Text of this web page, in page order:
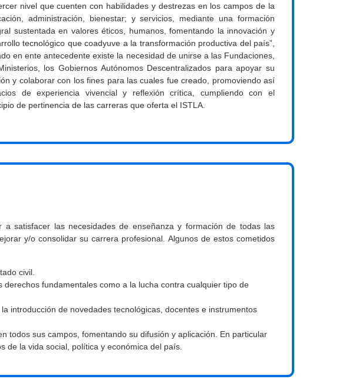
nivel que cuenten con habilidades y destrezas en los campos de la
administración, bienestar; y servicios, mediante una formación
sustentada en valores éticos, humanos, fomentando la innovación y
tecnológico que coadyuve a la transformación productiva del país”,
en ente antecedente existe la necesidad de unirse a las Fundaciones,
los Gobiernos Autónomos Descentralizados para apoyar su
y colaborar con los fines para las cuales fue creado, promoviendo así
de experiencia vivencial y reflexión crítica, cumpliendo con el
de pertinencia de las carreras que oferta el ISTLA.
satisfacer las necesidades de enseñanza y formación de todas las
y/o consolidar su carrera profesional. Algunos de estos cometidos
civil.
fundamentales como a la lucha contra cualquier tipo de
introducción de novedades tecnológicas, docentes e instrumentos
todos sus campos, fomentando su difusión y aplicación. En particular
de la vida social, política y económica del país.